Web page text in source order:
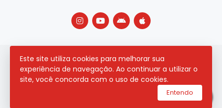
Este site utiliza cookies para melhorar sua
experiência de navegação. Ao continuar a utilizar o
site, você concorda com o uso de cookies.
Entendo
2026 © Todos os direitos reservados.